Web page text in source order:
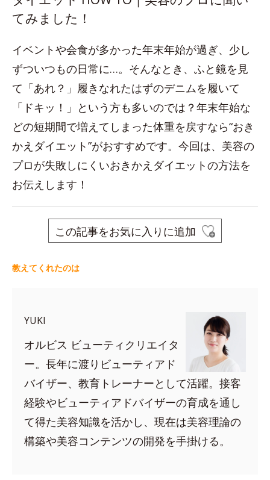
てみました！
イベントや会食が多かった年末年始が過ぎ、少し
ずついつもの日常に…。そんなとき、ふと鏡を見
て「あれ？」履きなれたはずのデニムを履いて
「ドキッ！」という方も多いのでは？年末年始な
どの短期間で増えてしまった体重を戻すなら“おき
かえダイエット”がおすすめです。今回は、美容の
プロが失敗しにくいおきかえダイエットの方法を
お伝えします！
この記事をお気に入りに追加
教えてくれたのは
YUKI
オルビス ビューティクリエイタ
ー。長年に渡りビューティアド
バイザー、教育トレーナーとして活躍。接客
経験やビューティアドバイザーの育成を通し
て得た美容知識を活かし、現在は美容理論の
構築や美容コンテンツの開発を手掛ける。